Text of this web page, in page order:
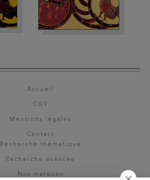
Accueil
CGV
Mentions légales
Contact
Recherche thématique
Recherche avancée
Nos marques